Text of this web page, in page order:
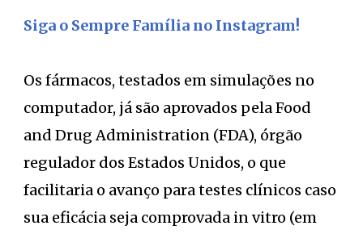
Siga o Sempre Família no Instagram!
Os fármacos, testados em simulações no
computador, já são aprovados pela Food
and Drug Administration (FDA), órgão
regulador dos Estados Unidos, o que
facilitaria o avanço para testes clínicos caso
sua eficácia seja comprovada in vitro (em